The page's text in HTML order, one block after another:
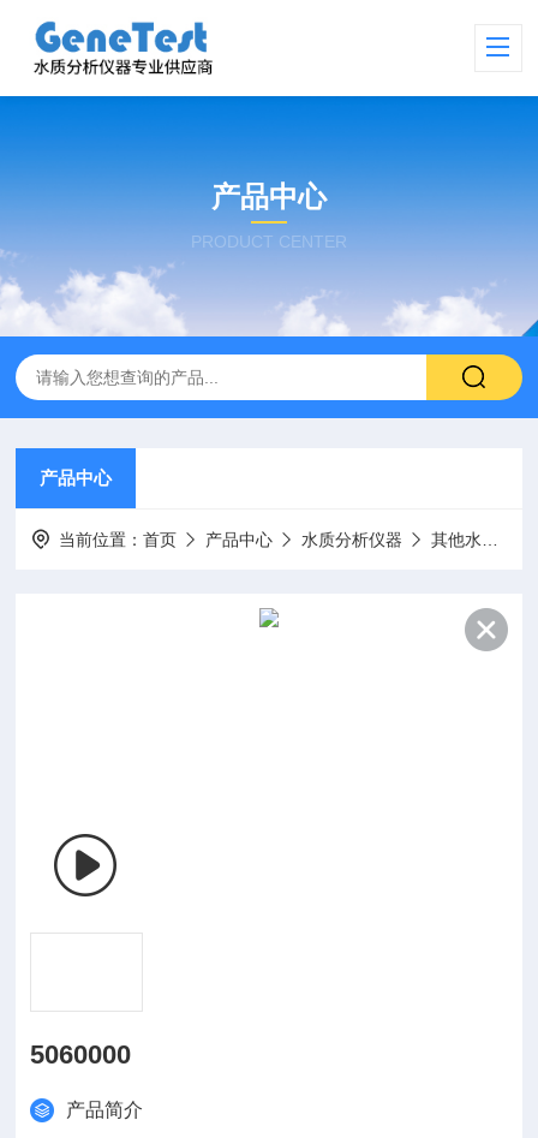
产品中心
PRODUCT CENTER
产品中心
当前位置：首页 产品中心 水质分析仪器 其他水质分析仪及配件
5060000
产品简介